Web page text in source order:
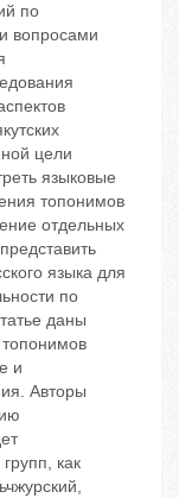
по
вопросами
цели
языковые
топонимов
отдельных
языка для
по
даны
и
Авторы
как